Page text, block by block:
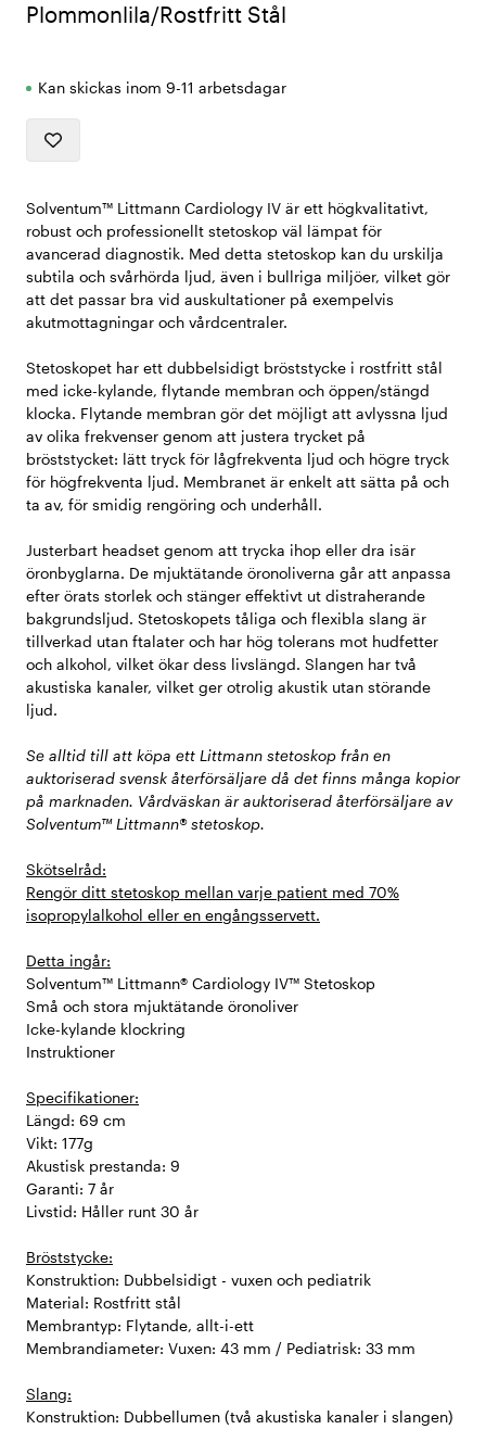
Plommonlila/Rostfritt Stål
Kan skickas inom 9-11 arbetsdagar
Solventum™ Littmann Cardiology IV är ett högkvalitativt,
robust och professionellt stetoskop väl lämpat för
avancerad diagnostik. Med detta stetoskop kan du urskilja
subtila och svårhörda ljud, även i bullriga miljöer, vilket gör
att det passar bra vid auskultationer på exempelvis
akutmottagningar och vårdcentraler.
Stetoskopet har ett dubbelsidigt bröststycke i rostfritt stål
med icke-kylande, flytande membran och öppen/stängd
klocka. Flytande membran gör det möjligt att avlyssna ljud
av olika frekvenser genom att justera trycket på
bröststycket: lätt tryck för lågfrekventa ljud och högre tryck
för högfrekventa ljud. Membranet är enkelt att sätta på och
ta av, för smidig rengöring och underhåll.
Justerbart headset genom att trycka ihop eller dra isär
öronbyglarna. De mjuktätande öronoliverna går att anpassa
efter örats storlek och stänger effektivt ut distraherande
bakgrundsljud. Stetoskopets tåliga och flexibla slang är
tillverkad utan ftalater och har hög tolerans mot hudfetter
och alkohol, vilket ökar dess livslängd. Slangen har två
akustiska kanaler, vilket ger otrolig akustik utan störande
ljud.
Se alltid till att köpa ett Littmann stetoskop från en
auktoriserad svensk återförsäljare då det finns många kopior
på marknaden. Vårdväskan är auktoriserad återförsäljare av
Solventum™ Littmann® stetoskop.
Skötselråd:
Rengör ditt stetoskop mellan varje patient med 70%
isopropylalkohol eller en engångsservett.
Detta ingår:
Solventum™ Littmann® Cardiology IV™ Stetoskop
Små och stora mjuktätande öronoliver
Icke-kylande klockring
Instruktioner
Specifikationer:
Längd: 69 cm
Vikt: 177g
Akustisk prestanda: 9
Garanti: 7 år
Livstid: Håller runt 30 år
Bröststycke:
Konstruktion: Dubbelsidigt - vuxen och pediatrik
Material: Rostfritt stål
Membrantyp: Flytande, allt-i-ett
Membrandiameter: Vuxen: 43 mm / Pediatrisk: 33 mm
Slang:
Konstruktion: Dubbellumen (två akustiska kanaler i slangen)